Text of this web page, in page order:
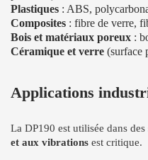
Plastiques : ABS,
Composites : fibre de verre,
Bois et matériaux poreux :
Céramique et verre (surface
Applications
La DP190 est utilisée dans des
et aux vibrations est critique.